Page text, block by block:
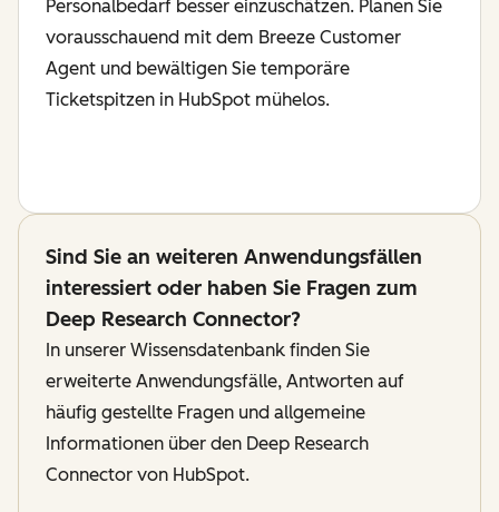
Personalbedarf besser einzuschätzen. Planen Sie
vorausschauend mit dem Breeze Customer
Agent und bewältigen Sie temporäre
Ticketspitzen in HubSpot mühelos.
Sind Sie an weiteren Anwendungsfällen
interessiert oder haben Sie Fragen zum
Deep Research Connector?
In unserer Wissensdatenbank finden Sie
erweiterte Anwendungsfälle, Antworten auf
häufig gestellte Fragen und allgemeine
Informationen über den Deep Research
Connector von HubSpot.